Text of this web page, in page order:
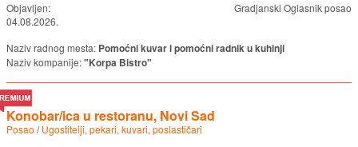
Gradjanski Oglasnik posao
Objavljen:
04.08.2026.
Naziv radnog mesta: Pomoćni kuvar i pomoćni radnik u kuhinji
Naziv kompanije:"Korpa Bistro"
Konobar/ica u restoranu, Novi Sad
Posao /Ugostitelji, pekari, kuvari, poslastičari